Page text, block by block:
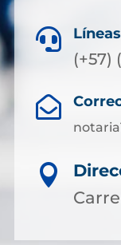

(+57)

